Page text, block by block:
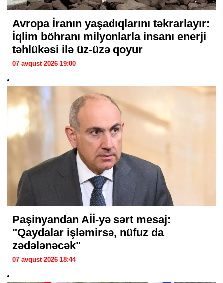
Avropa İranın yaşadıqlarını təkrarlayır:
İqlim böhranı milyonlarla insanı enerji
təhlükəsi ilə üz-üzə qoyur
07 avqust 2026 19:00
Paşinyandan Aİİ-yə sərt mesaj:
"Qaydalar işləmirsə, nüfuz da
zədələnəcək"
07 avqust 2026 18:44